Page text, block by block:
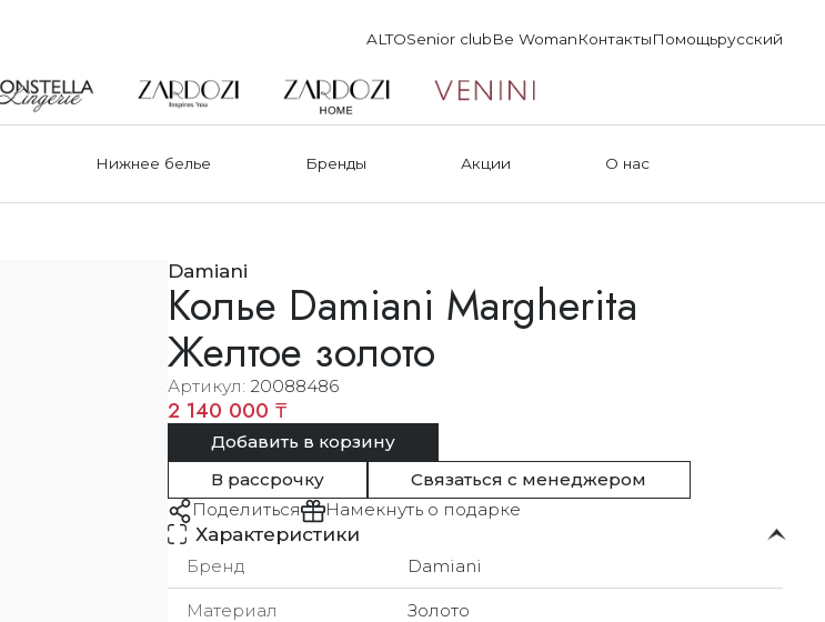
ALTOSenior clubBe WomanКонтактыПомощьрусский
Нижнее белье Бренды Акции О нас
Damiani
Колье Damiani Margherita
Желтое золото
Артикул 20088486
2 140 000 ₸
Добавить в корзину
В рассрочку
Связаться с менеджером
Поделиться
Намекнуть о подарке
Характеристики
Бренд Damiani
Материал Золото